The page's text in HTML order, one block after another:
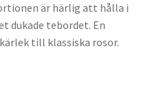
är härlig att hålla i
dukade tebordet. En
till klassiska rosor.